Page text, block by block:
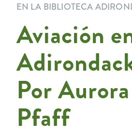
EN LA BIBLIOTECA
Aviación
Por Aurora
Pfaff